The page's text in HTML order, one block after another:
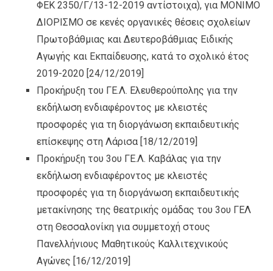
ΦΕΚ 2350/Γ/13-12-2019 αντίστοιχα), για ΜΟΝΙΜΟ
ΔΙΟΡΙΣΜΟ σε κενές οργανικές θέσεις σχολείων
Πρωτοβάθμιας και Δευτεροβάθμιας Ειδικής
Αγωγής και Εκπαίδευσης, κατά το σχολικό έτος
2019-2020 [24/12/2019]
Προκήρυξη του ΓΕ.Λ. Ελευθερούπολης για την
εκδήλωση ενδιαφέροντος με κλειστές
προσφορές για τη διοργάνωση εκπαιδευτικής
επίσκεψης στη Λάρισα [18/12/2019]
Προκήρυξη του 3ου ΓΕ.Λ. Καβάλας για την
εκδήλωση ενδιαφέροντος με κλειστές
προσφορές για τη διοργάνωση εκπαιδευτικής
μετακίνησης της θεατρικής ομάδας του 3ου ΓΕΛ
στη Θεσσαλονίκη για συμμετοχή στους
Πανελλήνιους Μαθητικούς Καλλιτεχνικούς
Αγώνες [16/12/2019]